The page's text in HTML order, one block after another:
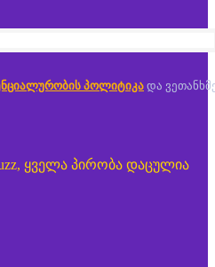
პოლიტიკა და
ყველა პირობა დაცულია